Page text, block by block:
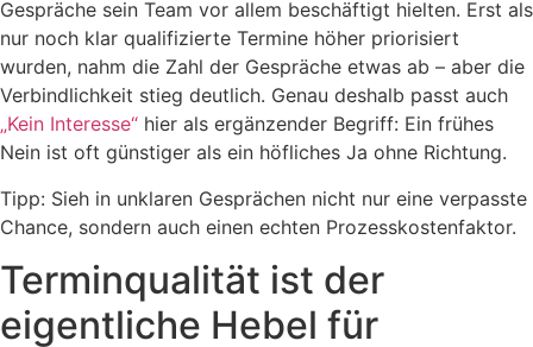
Gespräche sein Team vor allem beschäftigt hielten. Erst als
nur noch klar qualifizierte Termine höher priorisiert
wurden, nahm die Zahl der Gespräche etwas ab – aber die
Verbindlichkeit stieg deutlich. Genau deshalb passt auch
„Kein Interesse“ hier als ergänzender Begriff: Ein frühes
Nein ist oft günstiger als ein höfliches Ja ohne Richtung.
Tipp: Sieh in unklaren Gesprächen nicht nur eine verpasste
Chance, sondern auch einen echten Prozesskostenfaktor.
Terminqualität ist der
eigentliche Hebel für